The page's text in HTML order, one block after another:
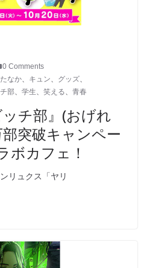
0 Comments
なか、 キュン、 グッズ、
部、 学生、 笑える、 青春
チ部』(おげれ
突破キャンペー
ボカフェ！
リュクス「ヤリ